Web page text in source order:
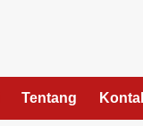
Tentang